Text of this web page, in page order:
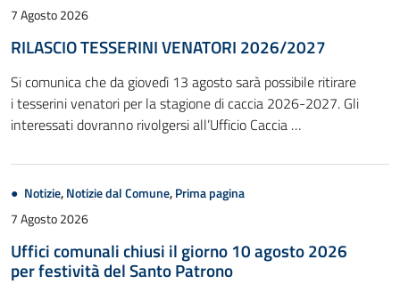
7 Agosto 2026
RILASCIO TESSERINI VENATORI 2026/2027
Si comunica che da giovedì 13 agosto sarà possibile ritirare
i tesserini venatori per la stagione di caccia 2026-2027. Gli
interessati dovranno rivolgersi all’Ufficio Caccia …
Notizie,Notizie dal Comune,Prima pagina
7 Agosto 2026
Uffici comunali chiusi il giorno 10 agosto 2026
per festività del Santo Patrono